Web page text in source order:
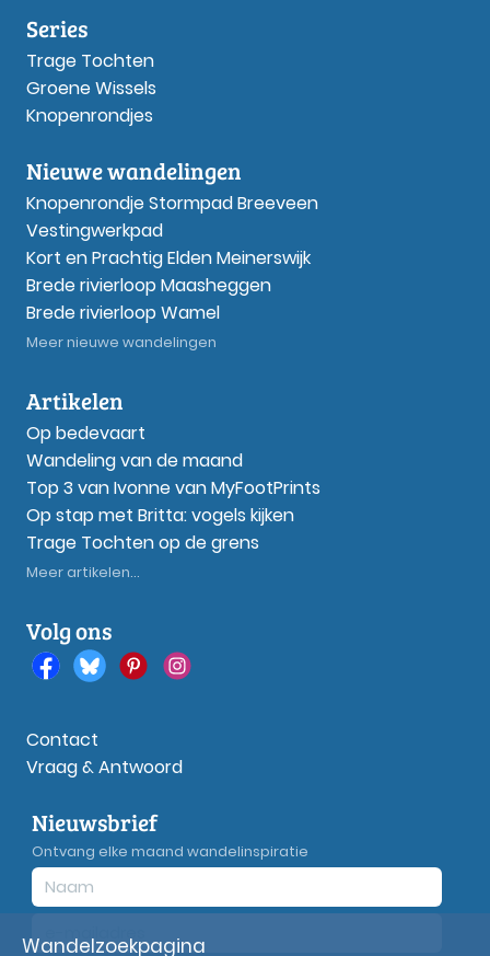
Series
Trage Tochten
Groene Wissels
Knopenrondjes
Nieuwe wandelingen
Knopenrondje Stormpad Breeveen
Vestingwerkpad
Kort en Prachtig Elden Meinerswijk
Brede rivierloop Maasheggen
Brede rivierloop Wamel
Meer nieuwe wandelingen
Artikelen
Op bedevaart
Wandeling van de maand
Top 3 van Ivonne van MyFootPrints
Op stap met Britta: vogels kijken
Trage Tochten op de grens
Meer artikelen...
Volg ons
Contact
Vraag & Antwoord
Nieuwsbrief
Ontvang elke maand wandelinspiratie
Wandelzoekpagina